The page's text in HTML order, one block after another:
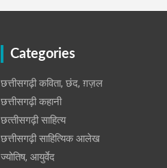
Categories
छत्तीसगढ़ी कविता, छंद, ग़ज़ल
छत्तीसगढ़ी कहानी
छत्‍तीसगढ़ी साहित्‍य
छत्तीसगढ़ी साहित्यिक आलेख
ज्योतिष, आयुर्वेद